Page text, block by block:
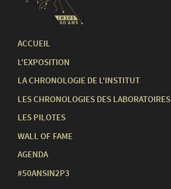
ACCUEIL
L'EXPOSITION
LA CHRONOLOGIE DE L'INSTITUT
LES CHRONOLOGIES DES LABORATOIRES
LES PILOTES
WALL OF FAME
AGENDA
#50ANSIN2P3